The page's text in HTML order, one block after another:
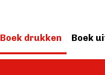
Boek drukken Boek